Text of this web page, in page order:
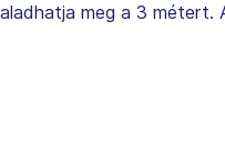
meg a 3